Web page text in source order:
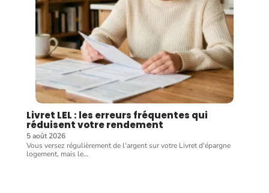
Livret LEL : les erreurs fréquentes qui
réduisent votre rendement
5 août 2026
Vous versez régulièrement de l'argent sur votre Livret d'épargne
logement, mais le…